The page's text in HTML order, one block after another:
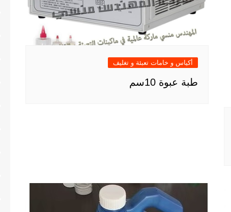
أكياس و خامات تعبئة و تغليف
طبة عبوة 10سم